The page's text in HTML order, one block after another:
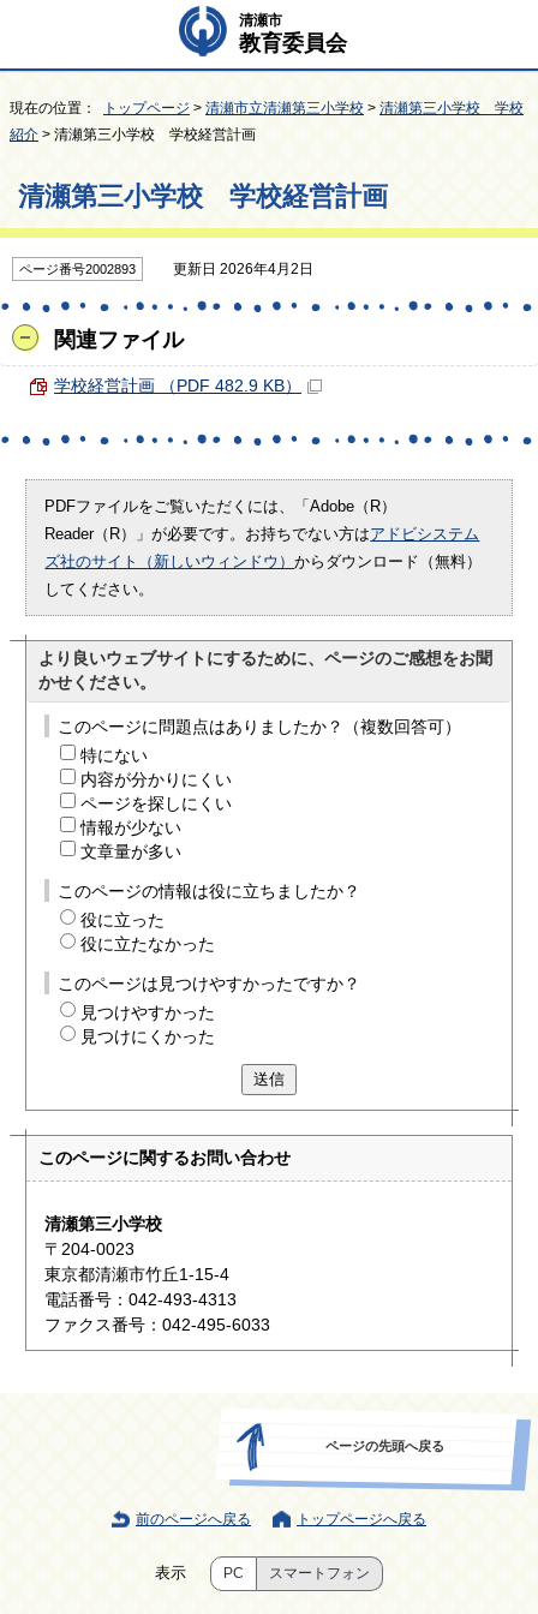
清瀬市
教育委員会
現在の位置： トップページ > 清瀬市立清瀬第三小学校 > 清瀬第三小学校 学校
紹介 > 清瀬第三小学校 学校経営計画
清瀬第三小学校 学校経営計画
ページ番号2002893 更新日 2026年4月2日
関連ファイル
学校経営計画 （PDF 482.9 KB）
PDFファイルをご覧いただくには、「Adobe（R）
Reader（R）」が必要です。お持ちでない方はアドビシステム
ズ社のサイト（新しいウィンドウ）からダウンロード（無料）
してください。
より良いウェブサイトにするために、ページのご感想をお聞
かせください。
このページに問題点はありましたか？（複数回答可）
特にない
内容が分かりにくい
ページを探しにくい
情報が少ない
文章量が多い
このページの情報は役に立ちましたか？
役に立った
役に立たなかった
このページは見つけやすかったですか？
見つけやすかった
見つけにくかった
送信
このページに関するお問い合わせ
清瀬第三小学校
〒204-0023
東京都清瀬市竹丘1-15-4
電話番号：042-493-4313
ファクス番号：042-495-6033
ページの先頭へ戻る
前のページへ戻る トップページへ戻る
表示 PC スマートフォン